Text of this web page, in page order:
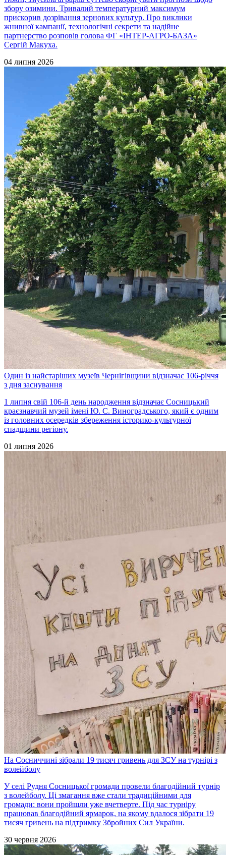
збору озимини. Тривалий температурний максимум
прискорив дозрівання зернових культур. Про виклики
жнивної кампанії, технологічні секрети та надійне
партнерство розповів голова ФГ «ІНТЕР-АГРО-БАЗА»
Сергій Макуха.
04 липня 2026
Один із найстаріших музеїв Чернігівщини відзначає 106-річчя
з дня заснування
1 липня свій 106-й день народження відзначає Сосницький
краєзнавчий музей імені Ю. С. Виноградського, який є одним
із головних осередків збереження історико-культурної
спадщини регіону.
01 липня 2026
На Сосниччині зібрали 19 тисяч гривень для ЗСУ на турнірі з
волейболу
У селі Рудня Сосницької громади провели благодійний турнір
з волейболу. Ці змагання вже стали традиційними для
громади: вони пройшли уже вчетверте. Під час турніру
працював благодійний ярмарок, на якому вдалося зібрати 19
тисяч гривень на підтримку Збройних Сил України.
30 червня 2026